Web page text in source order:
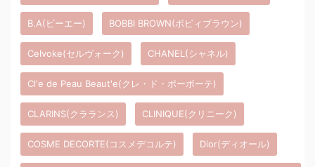
B.A(ビーエー) BOBBI BROWN(ボビィブラウン)
Celvoke(セルヴォーク) CHANEL(シャネル)
Cl'e de Peau Beaut'e(クレ・ド・ポーボーテ)
CLARINS(クラランス) CLINIQUE(クリニーク)
COSME DECORTE(コスメデコルテ) Dior(ディオール)